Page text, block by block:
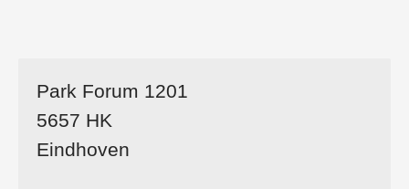
Park Forum 1201
5657 HK
Eindhoven